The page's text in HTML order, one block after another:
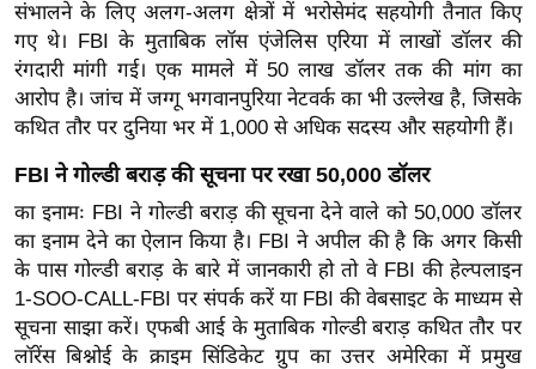
ला
इ
फ
स्टा
इ
क्नॉ
लॉ
जी
ब्यू
टी
संभालने के लिए अलग-अलग क्षेत्रों में भरोसेमंद सहयोगी तैनात किए
गए थे। FBI के मुताबिक लॉस एंजेलिस एरिया में लाखों डॉलर की
रंगदारी मांगी गई। एक मामले में 50 लाख डॉलर तक की मांग का
आरोप है। जांच में जग्गू भगवानपुरिया नेटवर्क का भी उल्लेख है, जिसके
कथित तौर पर दुनिया भर में 1,000 से अधिक सदस्य और सहयोगी हैं।
FBI ने गोल्डी बराड़ की सूचना पर रखा 50,000 डॉलर
का इनामः FBI ने गोल्डी बराड़ की सूचना देने वाले को 50,000 डॉलर
का इनाम देने का ऐलान किया है। FBI ने अपील की है कि अगर किसी
के पास गोल्डी बराड़ के बारे में जानकारी हो तो वे FBI की हेल्पलाइन
1-SOO-CALL-FBI पर संपर्क करें या FBI की वेबसाइट के माध्यम से
सूचना साझा करें। एफबी आई के मुताबिक गोल्डी बराड़ कथित तौर पर
लॉरेंस बिश्नोई के क्राइम सिंडिकेट ग्रुप का उत्तर अमेरिका में प्रमुख